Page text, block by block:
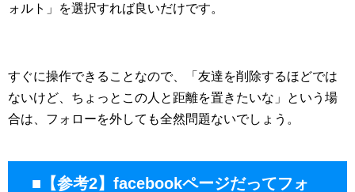
ォルト」を選択すれば良いだけです。
すぐに操作できることなので、「友達を削除するほどでは
ないけど、ちょっとこの人と距離を置きたいな」という場
合は、フォローを外しても全然問題ないでしょう。
■【参考2】facebookページだってフォ